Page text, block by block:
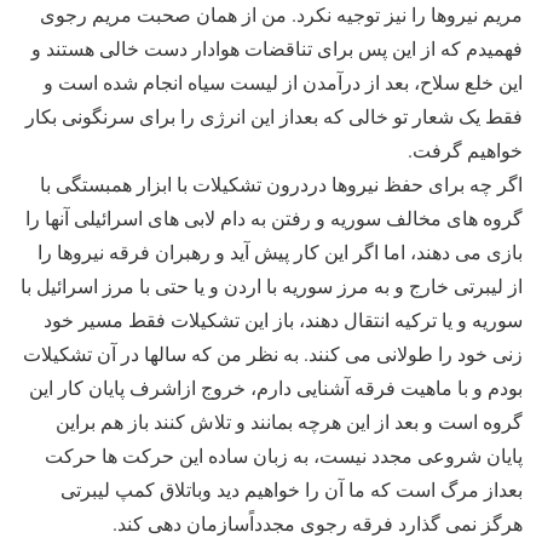
مریم نیروها را نیز توجیه نکرد. من از همان صحبت مریم رجوی
فهمیدم که از این پس برای تناقضات هوادار دست خالی هستند و
این خلع سلاح، بعد از درآمدن از لیست سیاه انجام شده است و
فقط یک شعار تو خالی که بعداز این انرژی را برای سرنگونی بکار
خواهیم گرفت.
اگر چه برای حفظ نیروها دردرون تشکیلات با ابزار همبستگی با
گروه های مخالف سوریه و رفتن به دام لابی های اسرائیلی آنها را
بازی می دهند، اما اگر این کار پیش آید و رهبران فرقه نیروها را
از لیبرتی خارج و به مرز سوریه با اردن و یا حتی با مرز اسرائیل با
سوریه و یا ترکیه انتقال دهند، باز این تشکیلات فقط مسیر خود
زنی خود را طولانی می کنند. به نظر من که سالها در آن تشکیلات
بودم و با ماهیت فرقه آشنایی دارم، خروج ازاشرف پایان کار این
گروه است و بعد از این هرچه بمانند و تلاش کنند باز هم براین
پایان شروعی مجدد نیست، به زبان ساده این حرکت ها حرکت
بعداز مرگ است که ما آن را خواهیم دید وباتلاق کمپ لیبرتی
هرگز نمی گذارد فرقه رجوی مجدداًسازمان دهی کند.